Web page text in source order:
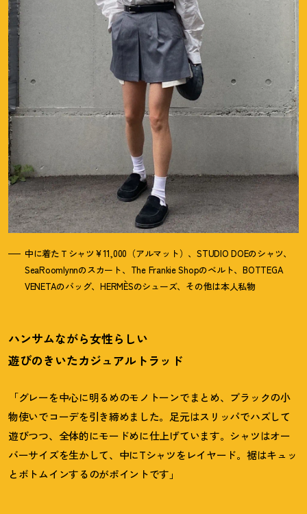
中に着たＴシャツ¥11,000（アルマット）、STUDIO DOEのシャツ、
SeaRoomlynnのスカート、The Frankie Shopのベルト、BOTTEGA
VENETAのバッグ、HERMÈSのシューズ、その他は本人私物
ハンサムながら女性らしい
遊びのきいたカジュアルトラッド
「グレーを中心に明るめのモノトーンでまとめ、ブラックの小
物使いでコーデを引き締めました。足元はスリッパでハズして
遊びつつ、全体的にモードめに仕上げています。シャツはオー
バーサイズを生かして、中にTシャツをレイヤード。裾はキュッ
とボトムインするのがポイントです」